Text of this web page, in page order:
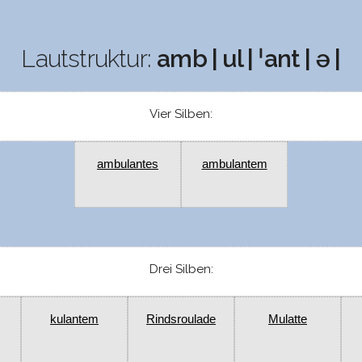
Lautstruktur: amb | ul | ˈant | ə |
Vier Silben:
ambulantes ambulantem
Drei Silben:
kulantem Rindsroulade Mulatte